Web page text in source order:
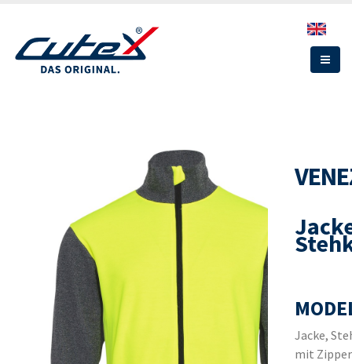
Inhalt
Jacke,
mit